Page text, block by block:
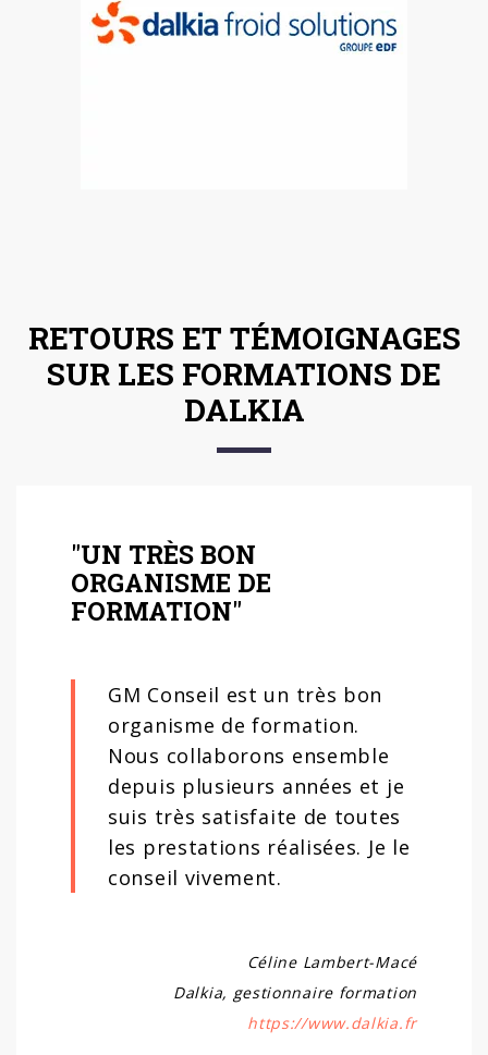
RETOURS ET TÉMOIGNAGES
SUR LES FORMATIONS DE
DALKIA
"UN TRÈS BON
ORGANISME DE
FORMATION"
GM Conseil est un très bon
organisme de formation.
Nous collaborons ensemble
depuis plusieurs années et je
suis très satisfaite de toutes
les prestations réalisées. Je le
conseil vivement.
Céline Lambert-Macé
Dalkia, gestionnaire formation
https://www.dalkia.fr